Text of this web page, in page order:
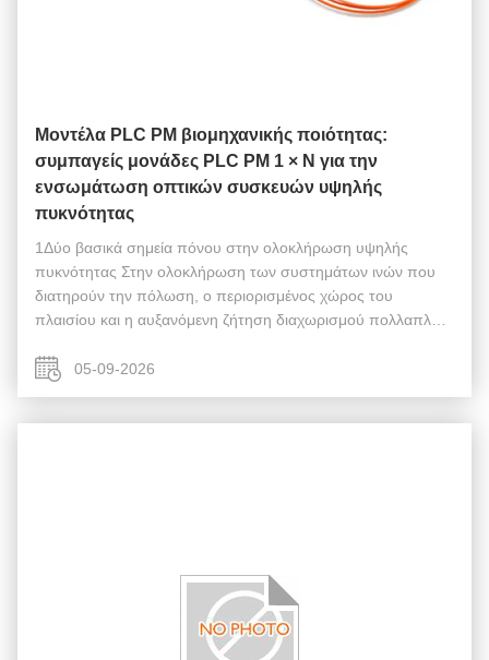
Μοντέλα PLC PM βιομηχανικής ποιότητας:
συμπαγείς μονάδες PLC PM 1 × N για την
ενσωμάτωση οπτικών συσκευών υψηλής
πυκνότητας
1Δύο βασικά σημεία πόνου στην ολοκλήρωση υψηλής
πυκνότητας Στην ολοκλήρωση των συστημάτων ινών που
διατηρούν την πόλωση, ο περιορισμένος χώρος του
πλαισίου και η αυξανόμενη ζήτηση διαχωρισμού πολλαπλών
διαχωριστών: μεγάλο μέγεθος, μετατόπιση θερμοκρασίας,...
05-09-2026